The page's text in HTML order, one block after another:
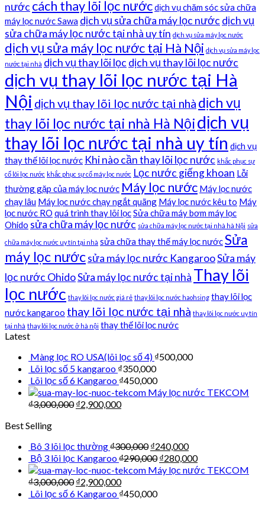
nước cách thay lõi lọc nướcdịch vụ chăm sóc sửa chữa
máy lọc nước Sawa dịch vụ sửa chữa máy lọc nước dịch vụ
sửa chữa máy lọc nước tại nhà uy tín dịch vụ sửa máy lọc nước
dịch vụ sửa máy lọc nước tại Hà Nội dịch vụ sửa máy lọc
nước tại nhà dịch vụ thay lõi lọc dịch vụ thay lõi lọc nước
dịch vụ thay lõi lọc nước tại Hà
Nội dịch vụ thay lõi lọc nước tại nhà dịch vụ
thay lõi lọc nước tại nhà Hà Nộidịch vụ
thay lõi lọc nước tại nhà uy tín dịch vụ
thay thế lõi lọc nước Khi nào cần thay lõi lọc nước khắc phục sự
cố lõi lọc nước khắc phục sự cố máy lọc nước Lọc nước giếng khoan Lỗi
thường gặp của máy lọc nước Máy lọc nước Máy lọc nước
chạy lâu Máy lọc nước chạy ngắt quãng Máy lọc nước kêu to Máy
lọc nước RO quá trình thay lõi lọcSửa chữa máy bơm máy lọc
Ohido sửa chữa máy lọc nước sửa chữa máy lọc nước tại nhà hà Nội sửa
chữa máy lọc nước uy tín tại nhà sửa chữa thay thế máy lọc nướcSửa
máy lọc nướcsửa máy lọc nước KangarooSửa máy
lọc nước OhidoSửa máy lọc nước tại nhà Thay lõi
lọc nước thay lõi lọc nước giá rẻ thay lõi lọc nước haohsing thay lõi lọc
nước kangaroo thay lõi lọc nước tại nhà thay lõi lọc nước uy tín
tại nhà thay lõi lọc nước ở hà nội thay thế lõi lọc nước
Latest
Màng lọc RO USA(lõi lọc số 4) ₫500,000
Lõi lọc số 5 kangaroo ₫350,000
Lõi lọc số 6 Kangaroo ₫450,000
Máy lọc nước TEKCOM
₫3,000,000 ₫2,900,000
Best Selling
Bô 3 lõi lọc thường₫300,000 ₫240,000
Bộ 3 lõi lọc Kangaroo₫290,000 ₫280,000
Máy lọc nước TEKCOM
₫3,000,000 ₫2,900,000
Lõi lọc số 6 Kangaroo ₫450,000